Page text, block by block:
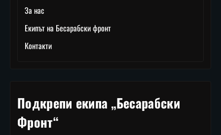
За нас
Екипът на Бесарабски фронт
Контакти
Подкрепи екипа „Бесарабски
Фронт“